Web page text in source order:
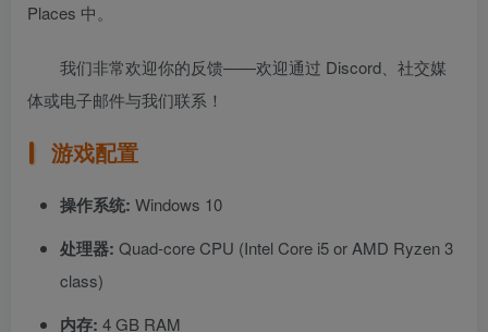
Places 中。
我们非常欢迎你的反馈——欢迎通过 Discord、社交媒
体或电子邮件与我们联系！
游戏配置
操作系统: Windows 10
处理器: Quad-core CPU (Intel Core i5 or AMD Ryzen 3
class)
内存: 4 GB RAM